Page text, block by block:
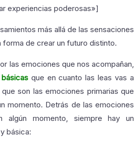
experiencias poderosas»]
más allá de las sensaciones
de crear un futuro distinto.
las emociones que nos acompañan,
que en cuanto las leas vas a
son las emociones primarias que
momento. Detrás de las emociones
algún momento, siempre hay un
básica: